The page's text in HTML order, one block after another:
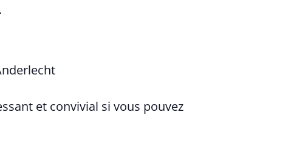
et convivial si vous pouvez